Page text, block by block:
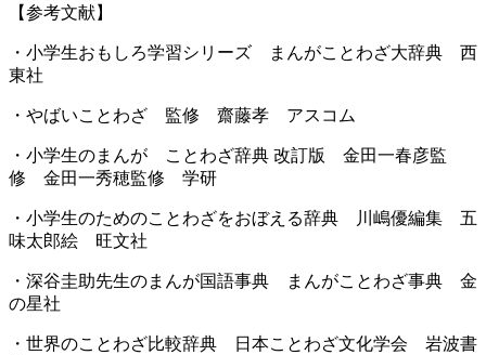
【参考文献】
・小学生おもしろ学習シリーズ まんがことわざ大辞典 西
東社
・やばいことわざ 監修 齋藤孝 アスコム
・小学生のまんが ことわざ辞典 改訂版 金田一春彦監
修 金田一秀穂監修 学研
・小学生のためのことわざをおぼえる辞典 川嶋優編集 五
味太郎絵 旺文社
・深谷圭助先生のまんが国語事典 まんがことわざ事典 金
の星社
・世界のことわざ比較辞典 日本ことわざ文化学会 岩波書